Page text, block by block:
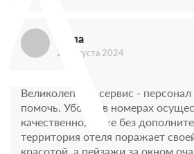
Алла
29 августа 2024
Великолепный сервис - персонал
помочь. Уборка в номерах
качественно, даже без
территория отеля поражает
красотой, а пейзажи за окном